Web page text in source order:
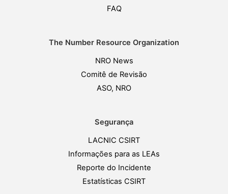
FAQ
The Number Resource Organization
NRO News
Comitê de Revisão
ASO, NRO
Segurança
LACNIC CSIRT
Informações para as LEAs
Reporte do Incidente
Estatísticas CSIRT